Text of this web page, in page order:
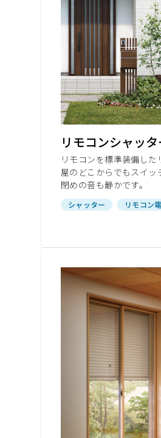
リモコンシャッタ
リモコンを標準装備し
屋のどこからでもスイッ
閉めの音も静かです。
シャッター リモコン